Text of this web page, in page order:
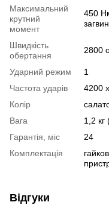
Максимальний
крутний
момент
450
Швидкість
обертання
2800
Ударний режим
1
Частота ударів
4200
Колір
Вага
1,2 кг
Гарантія, міс
24
Комплектація
Відгуки